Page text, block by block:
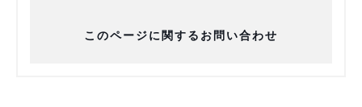
このページに関するお問い合わせ